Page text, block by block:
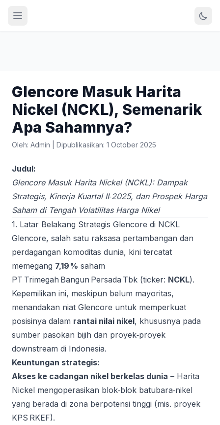
Glencore Masuk Harita
Nickel (NCKL), Semenarik
Apa Sahamnya?
Oleh: Admin Dipublikasikan: 1 October 2025
Judul:
Glencore Masuk Harita Nickel (NCKL): Dampak
Strategis, Kinerja Kuartal II‑2025, dan Prospek Harga
Saham di Tengah Volatilitas Harga Nikel
1. Latar Belakang Strategis Glencore di NCKL
Glencore, salah satu raksasa pertambangan dan
perdagangan komoditas dunia, kini tercatat
memegang 7,19 % saham
PT Trimegah Bangun Persada Tbk (ticker: NCKL).
Kepemilikan ini, meskipun belum mayoritas,
menandakan niat Glencore untuk memperkuat
posisinya dalam rantai nilai nikel, khususnya pada
sumber pasokan bijih dan proyek‑proyek
downstream di Indonesia.
Keuntungan strategis:
Akses ke cadangan nikel berkelas dunia – Harita
Nickel mengoperasikan blok‐blok batubara‑nikel
yang berada di zona berpotensi tinggi (mis. proyek
KPS RKEF).